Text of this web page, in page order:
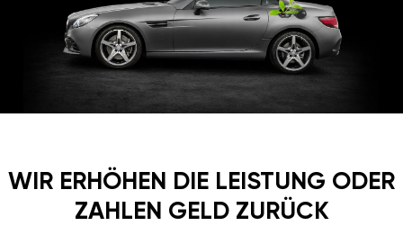
WIR ERHÖHEN DIE LEISTUNG ODER
ZAHLEN GELD ZURÜCK